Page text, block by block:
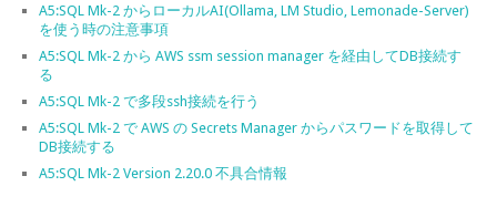
A5:SQL Mk-2 からローカルAI(Ollama, LM Studio, Lemonade-Server)
を使う時の注意事項
A5:SQL Mk-2 から AWS ssm session manager を経由してDB接続す
る
A5:SQL Mk-2 で多段ssh接続を行う
A5:SQL Mk-2 で AWS の Secrets Manager からパスワードを取得して
DB接続する
A5:SQL Mk-2 Version 2.20.0 不具合情報